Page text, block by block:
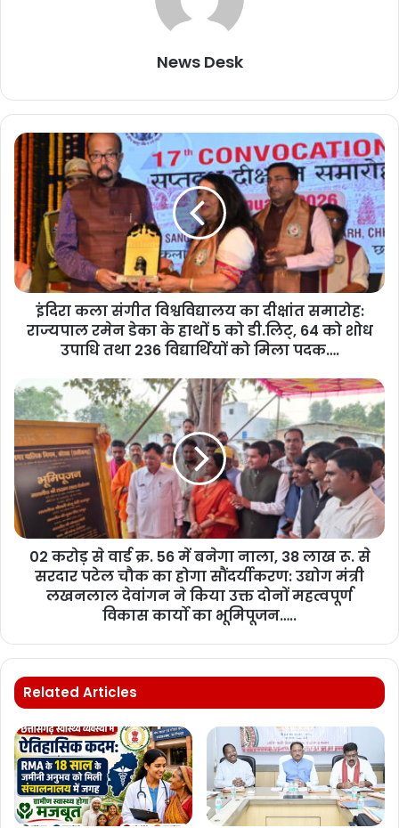
News Desk
इंदिरा कला संगीत विश्वविद्यालय का दीक्षांत समारोह:
राज्यपाल रमेन डेका के हाथों 5 को डी.लिट्, 64 को शोध
उपाधि तथा 236 विद्यार्थियों को मिला पदक….
02 करोड़ से वार्ड क्र. 56 में बनेगा नाला, 38 लाख रू. से
सरदार पटेल चौक का होगा सौंदर्यीकरण: उद्योग मंत्री
लखनलाल देवांगन ने किया उक्त दोनों महत्वपूर्ण
विकास कार्यो का भूमिपूजन…..
Related Articles